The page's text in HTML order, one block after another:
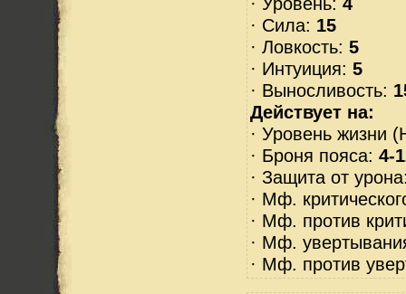
· Сила: 15
· Ловкость: 5
· Интуиция: 5
· Выносливость:
Действует на:
· Уровень жизни
· Броня пояса: 4-
· Защита от
· Мф.
· Мф. против
· Мф.
· Мф. против